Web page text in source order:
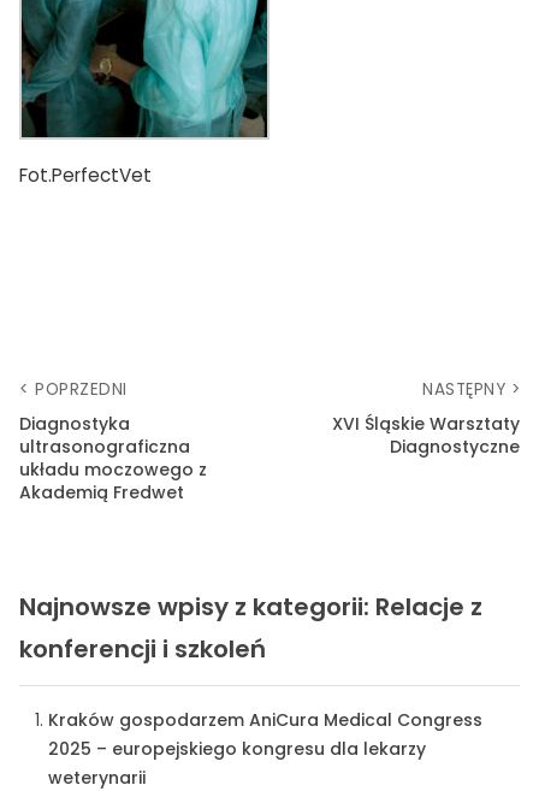
TAK, JESTEM PROFESIONALISTĄ
Nie jestem profesionalistą
Fot.PerfectVet
< POPRZEDNI
Diagnostyka
ultrasonograficzna
układu moczowego z
Akademią Fredwet
NASTĘPNY >
XVI Śląskie Warsztaty
Diagnostyczne
Najnowsze wpisy z kategorii: Relacje z
konferencji i szkoleń
Kraków gospodarzem AniCura Medical Congress
2025 – europejskiego kongresu dla lekarzy
weterynarii